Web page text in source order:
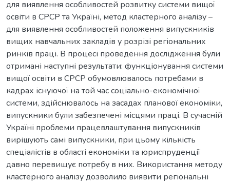
для виявлення особливостей розвитку системи вищої
освіти в СРСР та Україні, метод кластерного аналізу –
для виявлення особливостей положення випускників
вищих навчальних закладів у розрізі регіональних
ринків праці. В процесі проведення дослідження були
отримані наступні результати: функціонування системи
вищої освіти в СРСР обумовлювалось потребами в
кадрах існуючої на той час соціально-економічної
системи, здійснювалось на засадах планової економіки,
випускники були забезпечені місцями праці. В сучасній
Україні проблеми працевлаштування випускників
вирішують самі випускники, при цьому кількість
спеціалістів в області економіки та юриспруденції
давно перевищує потребу в них. Використання методу
кластерного аналізу дозволило виявити регіональні